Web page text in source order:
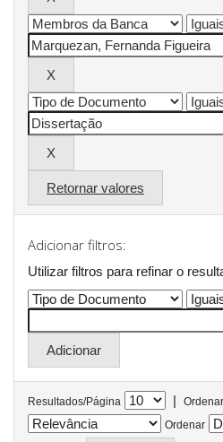
Retornar valores
Adicionar filtros:
Utilizar filtros para refinar o
Resultados/Página |
Ordenar